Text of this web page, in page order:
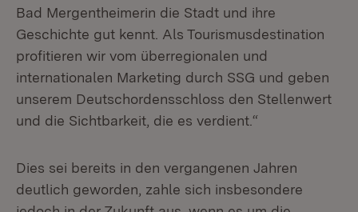
Bad Mergentheimerin die Stadt und ihre
Geschichte gut kennt. Als Tourismusdestination
profitieren wir vom überregionalen und
internationalen Marketing durch SSG und geben
unserem Deutschordensschloss den Stellenwert
und die Sichtbarkeit, die es verdient.“
Dies sei bereits in den vergangenen Jahren
deutlich geworden, zahle sich insbesondere